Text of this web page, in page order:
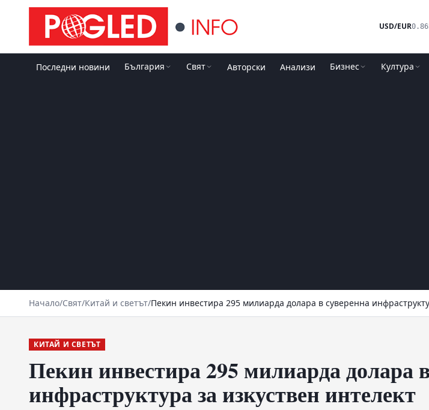
USD/EUR
Последни новини България Свят Авторски Анализи Бизнес Култура
Начало/Свят/Китай и светът/Пекин инвестира 295 милиарда долара в суверенна
КИТАЙ И СВЕТЪТ
Пекин инвестира 295 милиарда долара
инфраструктура за изкуствен интелект